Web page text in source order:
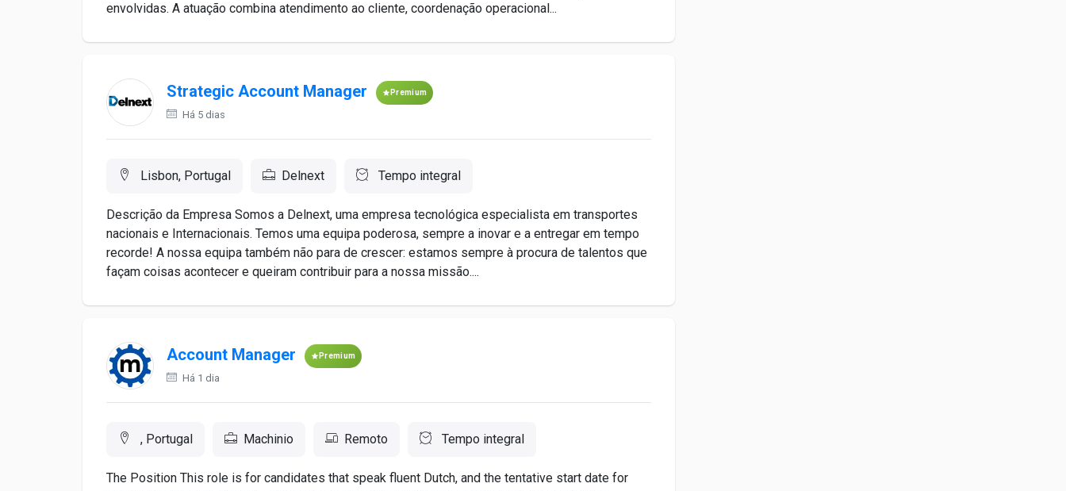
envolvidas. A atuação combina atendimento ao cliente, coordenação operacional...
Strategic Account Manager Premium
Há 5 dias
Lisbon, Portugal Delnext Tempo integral
Descrição da Empresa Somos a Delnext, uma empresa tecnológica especialista em transportes
nacionais e Internacionais. Temos uma equipa poderosa, sempre a inovar e a entregar em tempo
recorde! A nossa equipa também não para de crescer: estamos sempre à procura de talentos que
façam coisas acontecer e queiram contribuir para a nossa missão....
Account Manager Premium
Há 1 dia
, Portugal Machinio Remoto Tempo integral
The Position This role is for candidates that speak fluent Dutch, and the tentative start date for